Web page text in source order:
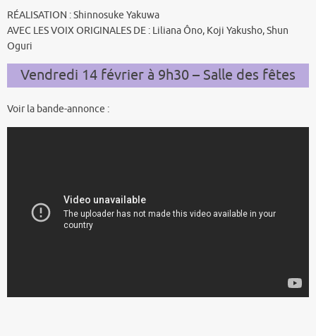
RÉALISATION : Shinnosuke Yakuwa
AVEC LES VOIX ORIGINALES DE : Liliana Ôno, Koji Yakusho, Shun
Oguri
Vendredi 14 février à 9h30 – Salle des fêtes
Voir la bande-annonce :